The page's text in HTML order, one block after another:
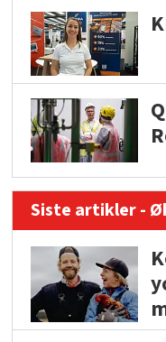
Siste artikler -